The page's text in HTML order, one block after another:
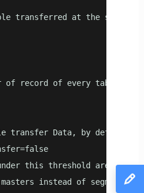
transferred at the same
of record of every table
transfer Data, by
this threshold are
instead of segments